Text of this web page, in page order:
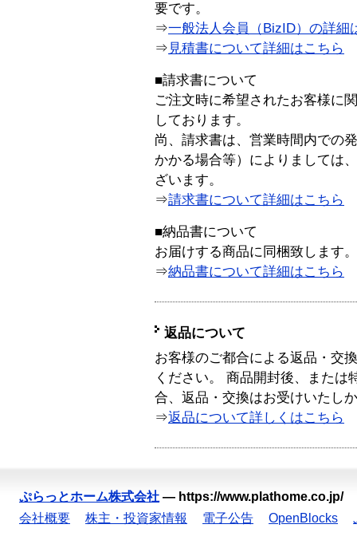
要です。
⇒一般法人会員（BizID）の詳細
⇒ 見積書について詳細はこちら
■請求書について
ご注文時に希望されたお客様に
しております。
尚、請求書は、営業時間内での
かかる場合等）によりましては
ざいます。
⇒請求書について詳細はこちら
■納品書について
お届けする商品に同梱致します。
⇒納品書について詳細はこちら
返品について
お客様のご都合による返品・交
ください。 商品開封後、または
合、返品・交換はお受けいたし
⇒返品について詳しくはこちら
ぷらっとホーム株式会社 — https://www.plathome.co.jp/
会社概要
株主・投資家情報 電子公告 OpenBlocks